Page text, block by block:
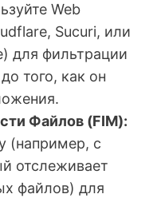
Web
Sucuri, или
для фильтрации
того, как он
Файлов (FIM):
(например, с
отслеживает
файлов) для